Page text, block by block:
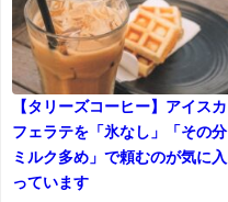
【タリーズコーヒー】アイスカ
フェラテを「氷なし」「その分
ミルク多め」で頼むのが気に入
っています